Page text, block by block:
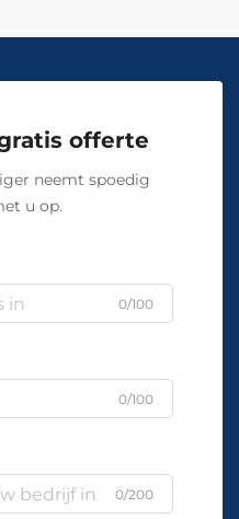
offerte
neemt spoedig
u op.
0/100
0/100
0/200